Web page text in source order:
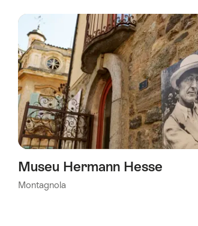
Museu Hermann Hesse
Montagnola